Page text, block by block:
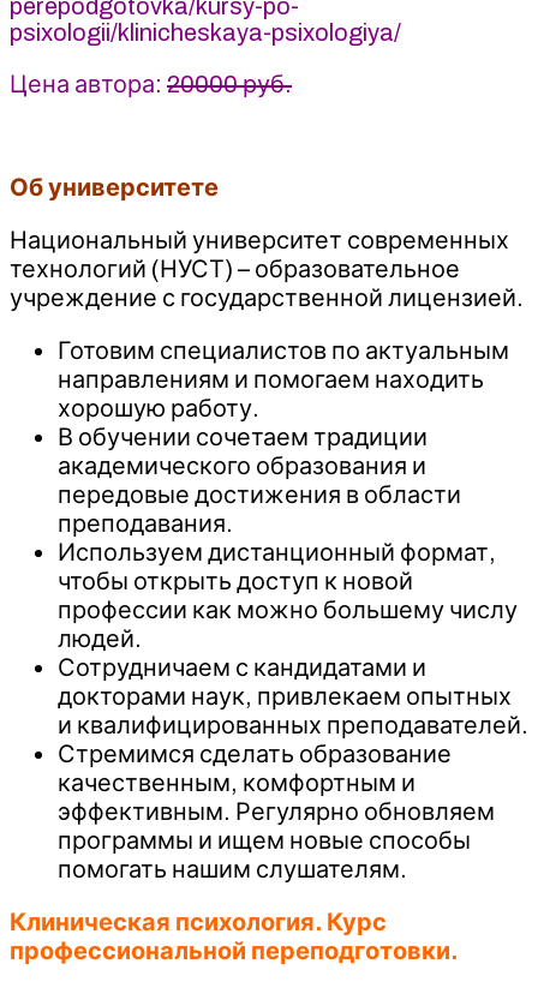
perepodgotovka/kursy-po-
psixologii/klinicheskaya-psixologiya/
Цена автора: 20000 руб.
Об университете
Национальный университет современных
технологий (НУСТ) – образовательное
учреждение с государственной лицензией.
Готовим специалистов по актуальным
направлениям и помогаем находить
хорошую работу.
В обучении сочетаем традиции
академического образования и
передовые достижения в области
преподавания.
Используем дистанционный формат,
чтобы открыть доступ к новой
профессии как можно большему числу
людей.
Сотрудничаем с кандидатами и
докторами наук, привлекаем опытных
и квалифицированных преподавателей.
Стремимся сделать образование
качественным, комфортным и
эффективным. Регулярно обновляем
программы и ищем новые способы
помогать нашим слушателям.
Клиническая психология. Курс
профессиональной переподготовки.